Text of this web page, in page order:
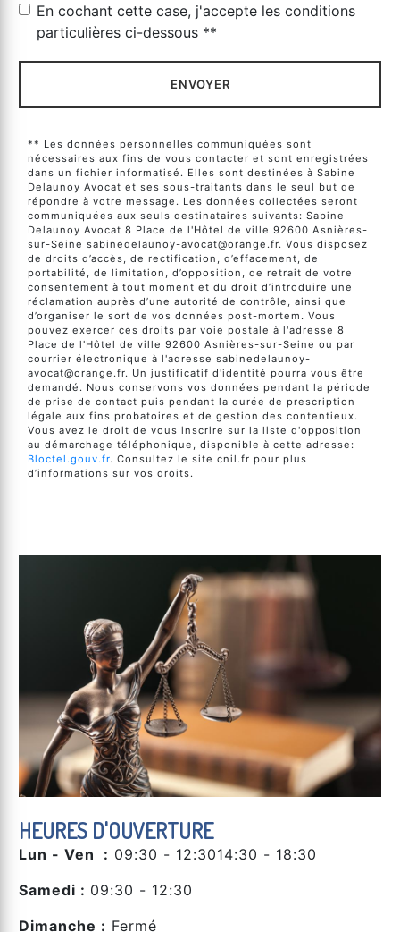
En cochant cette case, j'accepte les conditions
particulières ci-dessous **
ENVOYER
** Les données personnelles communiquées sont
nécessaires aux fins de vous contacter et sont enregistrées
dans un fichier informatisé. Elles sont destinées à Sabine
Delaunoy Avocat et ses sous-traitants dans le seul but de
répondre à votre message. Les données collectées seront
communiquées aux seuls destinataires suivants: Sabine
Delaunoy Avocat 8 Place de l'Hôtel de ville 92600 Asnières-
sur-Seine sabinedelaunoy-avocat@orange.fr. Vous disposez
de droits d’accès, de rectification, d’effacement, de
portabilité, de limitation, d’opposition, de retrait de votre
consentement à tout moment et du droit d’introduire une
réclamation auprès d’une autorité de contrôle, ainsi que
d’organiser le sort de vos données post-mortem. Vous
pouvez exercer ces droits par voie postale à l'adresse 8
Place de l'Hôtel de ville 92600 Asnières-sur-Seine ou par
courrier électronique à l'adresse sabinedelaunoy-
avocat@orange.fr. Un justificatif d'identité pourra vous être
demandé. Nous conservons vos données pendant la période
de prise de contact puis pendant la durée de prescription
légale aux fins probatoires et de gestion des contentieux.
Vous avez le droit de vous inscrire sur la liste d'opposition
au démarchage téléphonique, disponible à cette adresse:
Bloctel.gouv.fr. Consultez le site cnil.fr pour plus
d’informations sur vos droits.
HEURES D'OUVERTURE
Lun - Ven : 09:30 - 12:3014:30 - 18:30
Samedi : 09:30 - 12:30
Dimanche : Fermé